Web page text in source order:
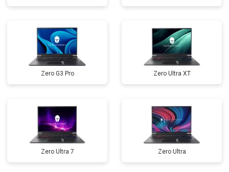
Прошивка BIOS от 1500 ₽
Zero G3 Pro Zero Ultra XT
Zero Ultra 7 Zero Ultra